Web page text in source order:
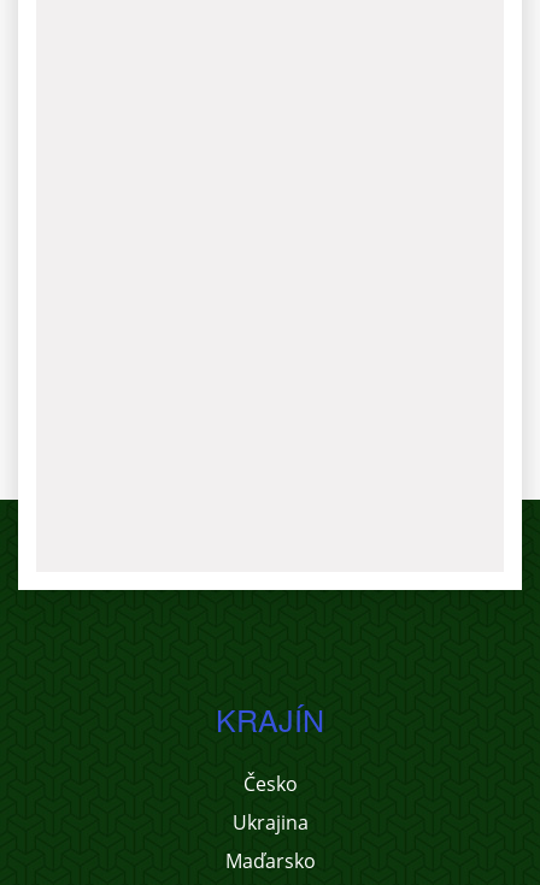
KRAJÍN
Česko
Ukrajina
Maďarsko